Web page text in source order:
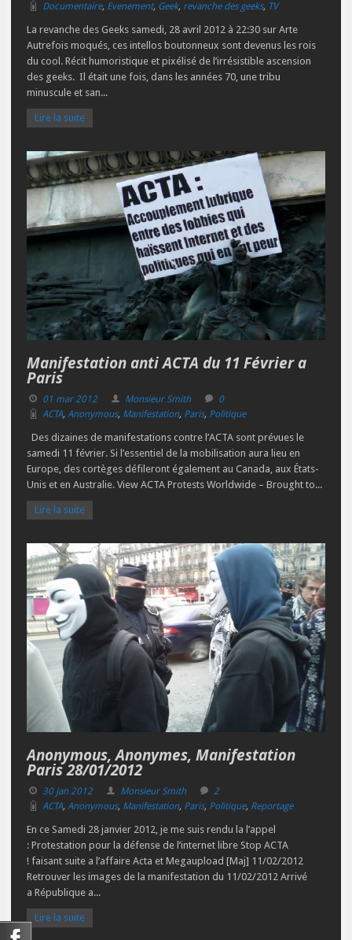
Documentaire, Evenement, Geek, revanche des geeks, TV
La revanche des Geeks samedi, 28 avril 2012 à 22:30 sur Arte
Autrefois moqués, ces intellos boutonneux sont devenus les rois
du cool. Récit humoristique et pixélisé de l’irrésistible ascension
des geeks. Il était une fois, dans les années 70, une tribu
minuscule et san...
Lire la suite
Manifestation anti ACTA du 11 Février a
Paris
01 mar 2012 Monsieur Smith
0
ACTA, Anonymous, Manifestation, Paris, Politique
Des dizaines de manifestations contre l’ACTA sont prévues le
samedi 11 février. Si l’essentiel de la mobilisation aura lieu en
Europe, des cortèges défileront également au Canada, aux États-
Unis et en Australie. View ACTA Protests Worldwide – Brought to...
Lire la suite
Anonymous, Anonymes, Manifestation
Paris 28/01/2012
30 jan 2012 Monsieur Smith
2
ACTA, Anonymous, Manifestation, Paris, Politique, Reportage
En ce Samedi 28 janvier 2012, je me suis rendu la l’appel
: Protestation pour la défense de l’internet libre Stop ACTA
! faisant suite a l’affaire Acta et Megaupload [Maj] 11/02/2012
Retrouver les images de la manifestation du 11/02/2012 Arrivé
a République a...
Lire la suite